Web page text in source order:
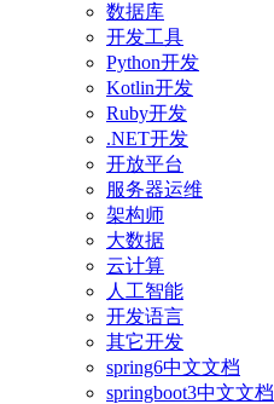
数据库
开发工具
Python开发
Kotlin开发
Ruby开发
.NET开发
开放平台
服务器运维
架构师
大数据
云计算
人工智能
开发语言
其它开发
spring6中文文档
springboot3中文文档